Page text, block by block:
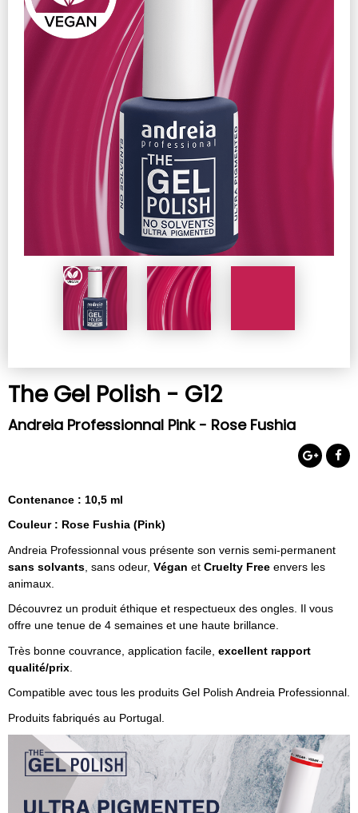
The Gel Polish - G12
Andreia Professionnal Pink - Rose Fushia
Contenance : 10,5 ml
Couleur : Rose Fushia (Pink)
Andreia Professionnal vous présente son vernis semi-permanent
sans solvants , sans odeur, Végan et Cruelty Free envers les
animaux.
Découvrez un produit éthique et respectueux des ongles. Il vous
offre une tenue de 4 semaines et une haute brillance.
Très bonne couvrance, application facile, excellent rapport
qualité/prix
Compatible avec tous les produits Gel Polish Andreia Professionnal.
Produits fabriqués au Portugal.